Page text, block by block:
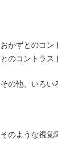
おかずとのコン
とのコントラス
その他、いろい
そのような視覚